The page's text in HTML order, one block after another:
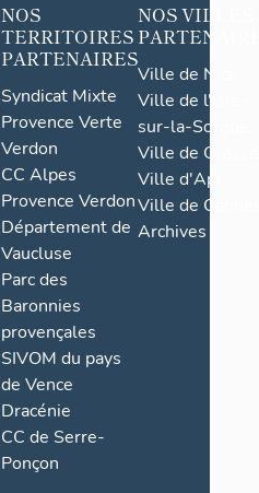
NOS
TERRITOIRES
PARTENAIRES
Syndicat Mixte
Provence Verte
Verdon
CC Alpes
Provence Verdon
Département de
Vaucluse
Parc des
Baronnies
provençales
SIVOM du pays
de Vence
Dracénie
CC de Serre-
Ponçon
NOS VILLES
Ville de Nice
Ville de l'Isle-
sur-la-Sorgue
Ville de Grasse
Ville d'Apt
Ville de
Archives